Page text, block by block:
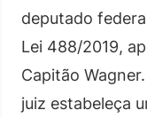
deputado
Lei 488/2019,
Capitão
juiz estabeleça